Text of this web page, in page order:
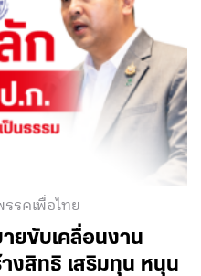
รคเพื่อไทย
ยขับเคลื่อนงาน
งสิทธิ เสริมทุน หนุน